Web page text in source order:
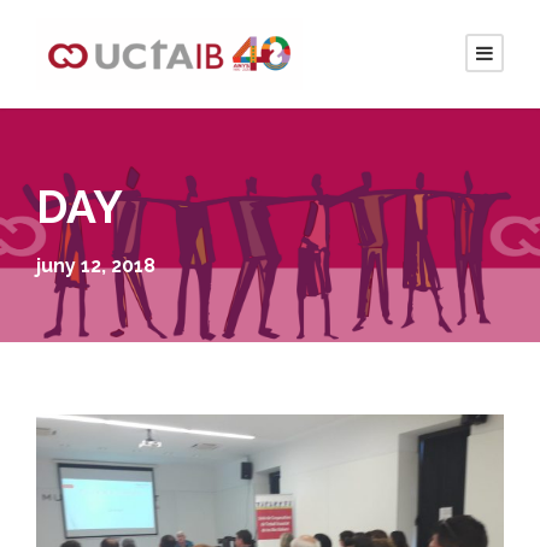
DAY
juny 12, 2018